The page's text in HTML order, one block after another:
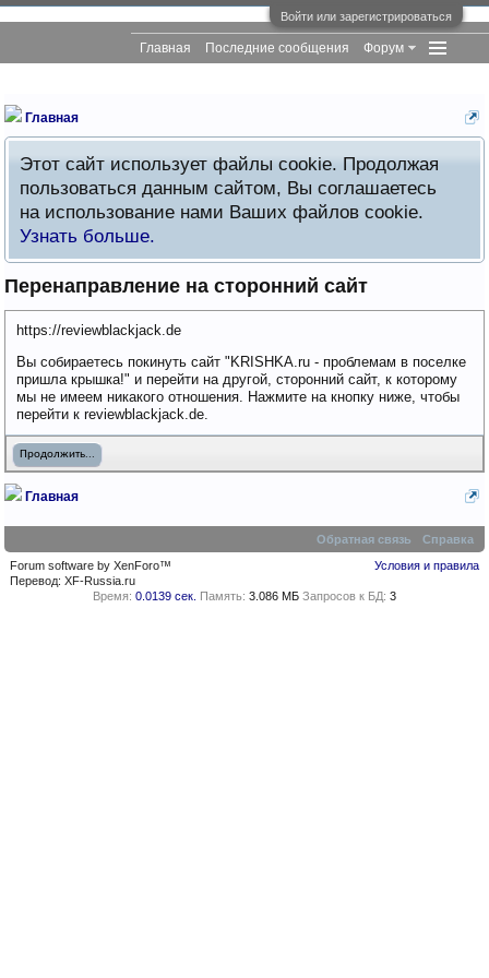
Войти или зарегистрироваться
Главная
Этот сайт использует файлы cookie. Продолжая
пользоваться данным сайтом, Вы соглашаетесь
на использование нами Ваших файлов cookie.
Узнать больше.
Перенаправление на сторонний сайт
https://reviewblackjack.de
Вы собираетесь покинуть сайт "KRISHKA.ru - проблемам в поселке
пришла крышка!" и перейти на другой, сторонний сайт, к которому
мы не имеем никакого отношения. Нажмите на кнопку ниже, чтобы
перейти к reviewblackjack.de.
Продолжить...
Главная
Главная Последние сообщения Форум
Обратная связь
Справка
Условия и правила
Forum software by XenForo™
Перевод:XF-Russia.ru
Время: 0.0139 сек. Память: 3.086 МБ Запросов к БД: 3